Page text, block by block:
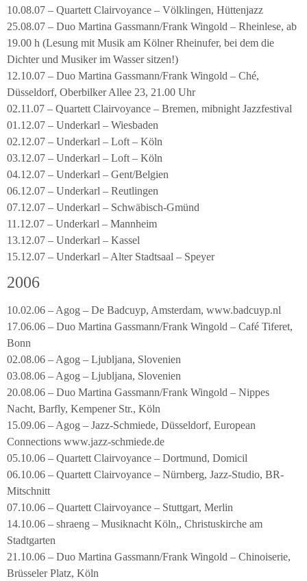
10.08.07 – Quartett Clairvoyance – Völklingen, Hüttenjazz
25.08.07 – Duo Martina Gassmann/Frank Wingold – Rheinlese, ab
19.00 h (Lesung mit Musik am Kölner Rheinufer, bei dem die
Dichter und Musiker im Wasser sitzen!)
12.10.07 – Duo Martina Gassmann/Frank Wingold – Ché,
Düsseldorf, Oberbilker Allee 23, 21.00 Uhr
02.11.07 – Quartett Clairvoyance – Bremen, mibnight Jazzfestival
01.12.07 – Underkarl – Wiesbaden
02.12.07 – Underkarl – Loft – Köln
03.12.07 – Underkarl – Loft – Köln
04.12.07 – Underkarl – Gent/Belgien
06.12.07 – Underkarl – Reutlingen
07.12.07 – Underkarl – Schwäbisch-Gmünd
11.12.07 – Underkarl – Mannheim
13.12.07 – Underkarl – Kassel
15.12.07 – Underkarl – Alter Stadtsaal – Speyer
2006
10.02.06 – Agog – De Badcuyp, Amsterdam, www.badcuyp.nl
17.06.06 – Duo Martina Gassmann/Frank Wingold – Café Tiferet,
Bonn
02.08.06 – Agog – Ljubljana, Slovenien
03.08.06 – Agog – Ljubljana, Slovenien
20.08.06 – Duo Martina Gassmann/Frank Wingold – Nippes
Nacht, Barfly, Kempener Str., Köln
15.09.06 – Agog – Jazz-Schmiede, Düsseldorf, European
Connections www.jazz-schmiede.de
05.10.06 – Quartett Clairvoyance – Dortmund, Domicil
06.10.06 – Quartett Clairvoyance – Nürnberg, Jazz-Studio, BR-
Mitschnitt
07.10.06 – Quartett Clairvoyance – Stuttgart, Merlin
14.10.06 – shraeng – Musiknacht Köln,, Christuskirche am
Stadtgarten
21.10.06 – Duo Martina Gassmann/Frank Wingold – Chinoiserie,
Brüsseler Platz, Köln